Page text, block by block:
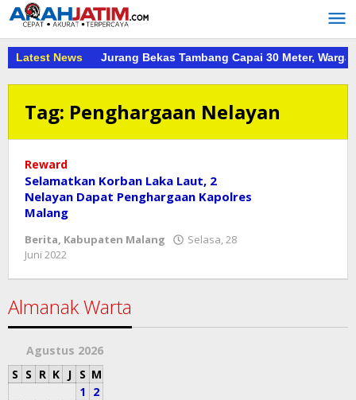
Lewati
ke
konten
Latest News Jurang Bekas Tambang Capai 30 Meter,
Tag: Penghargaan Nelayan
Reward
Selamatkan Korban Laka Laut, 2
Nelayan Dapat Penghargaan Kapolres
Malang
Berita, Kabupaten Malang
Selasa, 28
Juni 2022
Almanak Warta
Agustus 2026
S S R K J S M
1 2